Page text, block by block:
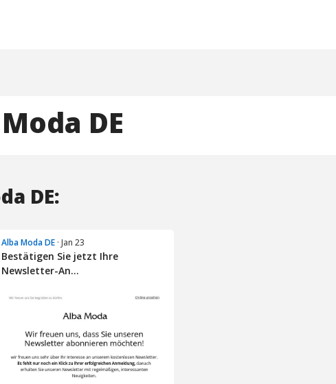
DE
DE:
Alba Moda DE · Jan 23
Bestätigen Sie jetzt Ihre
Newsletter-An...